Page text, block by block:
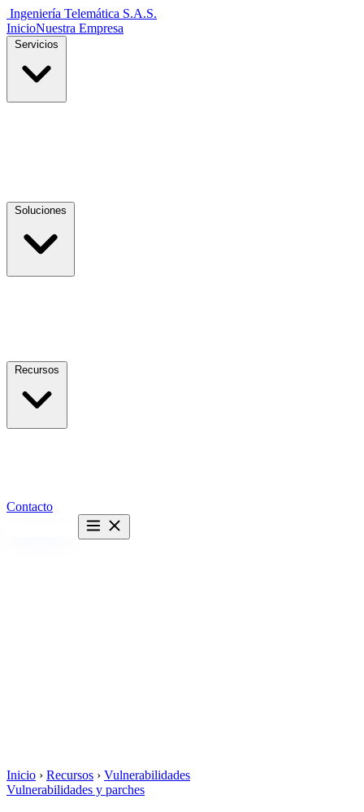
Ingeniería Telemática S.A.S.
InicioNuestra Empresa
Contacto
Inicio › Recursos › Vulnerabilidades
Vulnerabilidades y parches